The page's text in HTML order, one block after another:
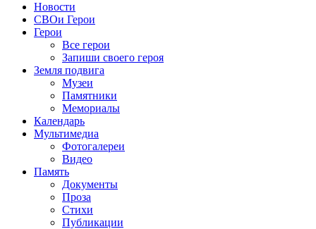
Новости
СВОи Герои
Герои
Все герои
Запиши своего героя
Земля подвига
Музеи
Памятники
Мемориалы
Календарь
Мультимедиа
Фотогалереи
Видео
Память
Документы
Проза
Стихи
Публикации